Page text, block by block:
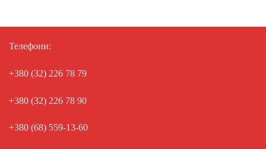
Телефони:
+380 (32) 226 78 79
+380 (32) 226 78 90
+380 (68) 559-13-60